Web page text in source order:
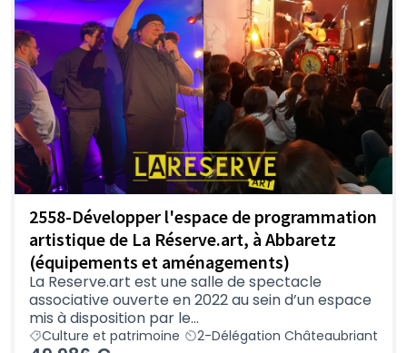
2558-Développer l'espace de programmation
artistique de La Réserve.art, à Abbaretz
(équipements et aménagements)
La Reserve.art est une salle de spectacle
associative ouverte en 2022 au sein d’un espace
mis à disposition par le...
Culture et patrimoine 2-Délégation Châteaubriant